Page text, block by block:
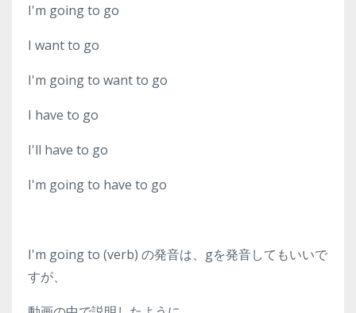
I'm going to go
I want to go
I'm going to want to go
I have to go
I'll have to go
I'm going to have to go
I'm going to (verb) の発音は、gを発音してもいいで
すが、